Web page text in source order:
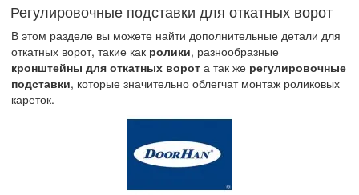
Регулировочные подставки для откатных ворот
В этом разделе вы можете найти дополнительные детали для
откатных ворот, такие как ролики, разнообразные
кронштейны для откатных ворот а так же регулировочные
подставки, которые значительно облегчат монтаж роликовых
кареток.